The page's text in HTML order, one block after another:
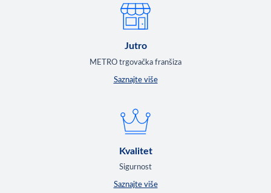
Jutro
METRO trgovačka franšiza
Saznajte više
Kvalitet
Sigurnost
Saznajte više